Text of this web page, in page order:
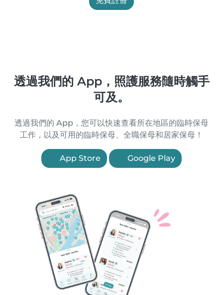
透過我們的 App，照護服務隨時觸手
可及。
透過我們的 App，您可以快速查看所在地區的臨時保母
工作，以及可用的臨時保母、全職保母和居家保母！
App Store Google Play